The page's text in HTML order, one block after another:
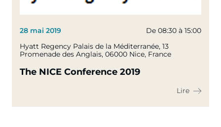
28 mai 2019
De 08:30 à 15:00
Hyatt Regency Palais de la Méditerranée, 13
Promenade des Anglais, 06000 Nice, France
The NICE Conference 2019
Lire